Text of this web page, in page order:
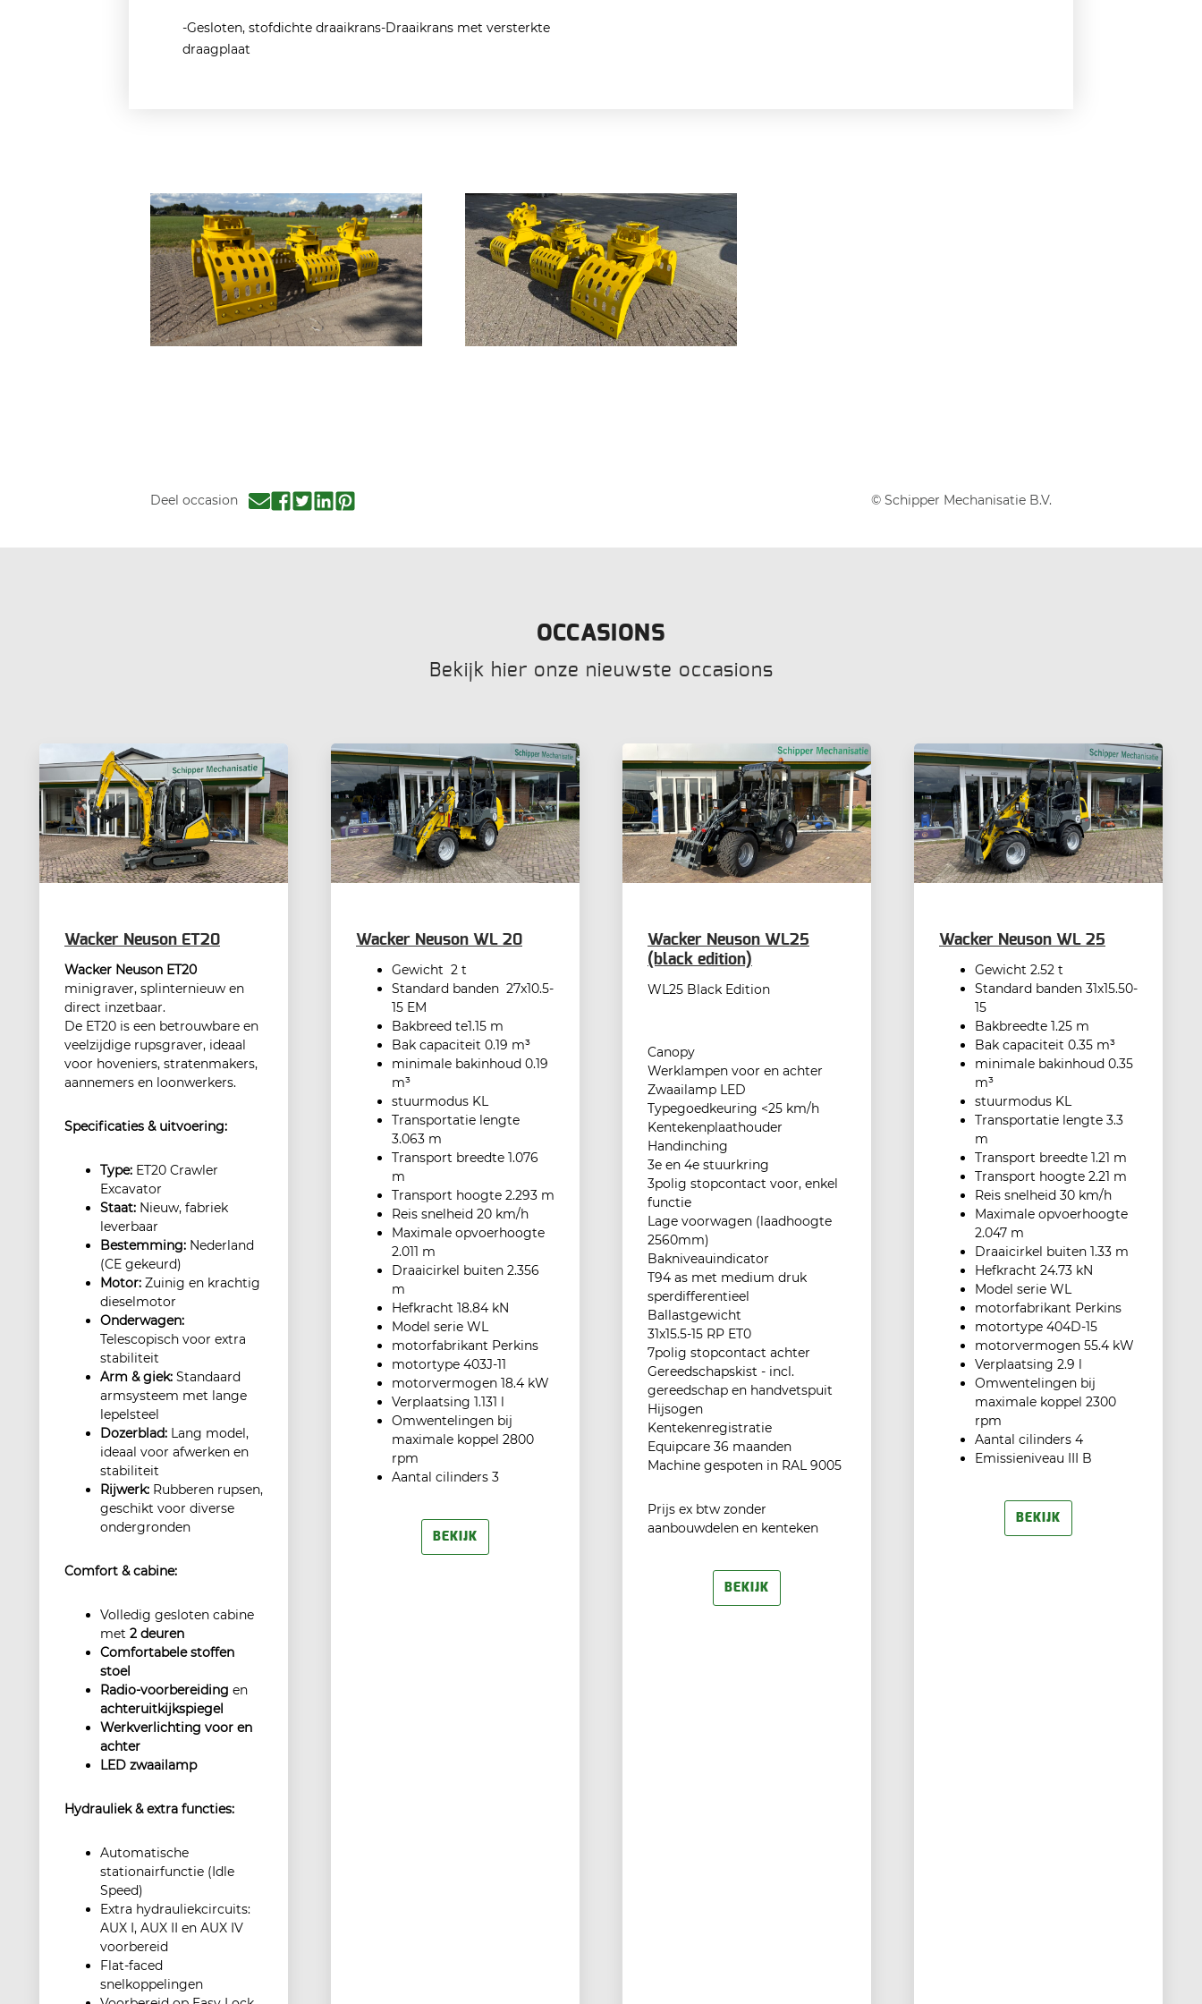
-Gesloten, stofdichte draaikrans-Draaikrans met versterkte
draagplaat
Deel occasion © Schipper Mechanisatie B.V.
OCCASIONS
Bekijk hier onze nieuwste occasions
Wacker Neuson ET20
Wacker Neuson ET20
minigraver, splinternieuw en
direct inzetbaar.
De ET20 is een betrouwbare en
veelzijdige rupsgraver, ideaal
voor hoveniers, stratenmakers,
aannemers en loonwerkers.
Specificaties & uitvoering:
Type: ET20 Crawler
Excavator
Staat: Nieuw, fabriek
leverbaar
Bestemming: Nederland
(CE gekeurd)
Motor: Zuinig en krachtig
dieselmotor
Onderwagen:
Telescopisch voor extra
stabiliteit
Arm & giek: Standaard
armsysteem met lange
lepelsteel
Dozerblad: Lang model,
ideaal voor afwerken en
stabiliteit
Rijwerk: Rubberen rupsen,
geschikt voor diverse
ondergronden
Comfort & cabine:
Volledig gesloten cabine
met 2 deuren
Comfortabele stoffen
stoel
Radio-voorbereiding en
achteruitkijkspiegel
Werkverlichting voor en
achter
LED zwaailamp
Hydrauliek & extra functies:
Automatische
stationairfunctie (Idle
Speed)
Extra hydrauliekcircuits:
AUX I, AUX II en AUX IV
voorbereid
Flat-faced
snelkoppelingen
Wacker Neuson WL 20
Gewicht 2 t
Standard banden 27x10.5-
15 EM
Bakbreed te1.15 m
Bak capaciteit 0.19 m³
minimale bakinhoud 0.19
m³
stuurmodus KL
Transportatie lengte
3.063 m
Transport breedte 1.076
m
Transport hoogte 2.293 m
Reis snelheid 20 km/h
Maximale opvoerhoogte
2.011 m
Draaicirkel buiten 2.356
m
Hefkracht 18.84 kN
Model serie WL
motorfabrikant Perkins
motortype 403J-11
motorvermogen 18.4 kW
Verplaatsing 1.131 l
Omwentelingen bij
maximale koppel 2800
rpm
Aantal cilinders 3
BEKIJK
Wacker Neuson WL25
(black edition)
WL25 Black Edition
Canopy
Werklampen voor en achter
Zwaailamp LED
Typegoedkeuring <25 km/h
Kentekenplaathouder
Handinching
3e en 4e stuurkring
3polig stopcontact voor, enkel
functie
Lage voorwagen (laadhoogte
2560mm)
Bakniveauindicator
T94 as met medium druk
sperdifferentieel
Ballastgewicht
31x15.5-15 RP ET0
7polig stopcontact achter
Gereedschapskist - incl.
gereedschap en handvetspuit
Hijsogen
Kentekenregistratie
Equipcare 36 maanden
Machine gespoten in RAL 9005
Prijs ex btw zonder
aanbouwdelen en kenteken
BEKIJK
Wacker Neuson WL 25
Gewicht 2.52 t
Standard banden 31x15.50-
15
Bakbreedte 1.25 m
Bak capaciteit 0.35 m³
minimale bakinhoud 0.35
m³
stuurmodus KL
Transportatie lengte 3.3
m
Transport breedte 1.21 m
Transport hoogte 2.21 m
Reis snelheid 30 km/h
Maximale opvoerhoogte
2.047 m
Draaicirkel buiten 1.33 m
Hefkracht 24.73 kN
Model serie WL
motorfabrikant Perkins
motortype 404D-15
motorvermogen 55.4 kW
Verplaatsing 2.9 l
Omwentelingen bij
maximale koppel 2300
rpm
Aantal cilinders 4
Emissieniveau III B
BEKIJK